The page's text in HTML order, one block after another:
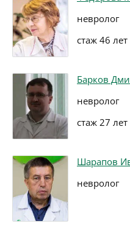
невролог
стаж 46 лет
Барков
невролог
стаж 27 лет
Шарапов
невролог